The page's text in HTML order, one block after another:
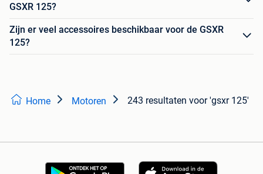
GSXR 125?
Zijn er veel accessoires beschikbaar voor de GSXR
125?
Home Motoren 243 resultaten voor 'gsxr 125'